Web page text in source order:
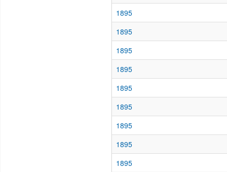
1895
1895
1895
1895
1895
1895
1895
1895
1895